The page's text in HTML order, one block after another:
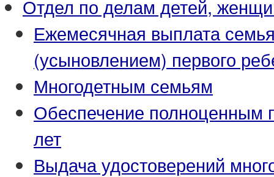
Отдел по делам детей,
Ежемесячная выплата
(усыновлением) первого
Многодетным семьям
Обеспечение полноценным
лет
Выдача удостоверений